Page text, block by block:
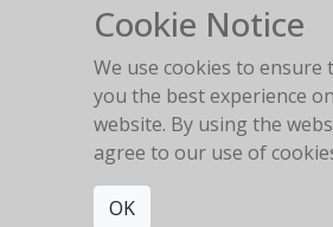
Wild elephant babies playing I
Kenia 2017
Cookie Notice
We use cookies to ensure
you the best experience
website. By using the
agree to our use of
OK